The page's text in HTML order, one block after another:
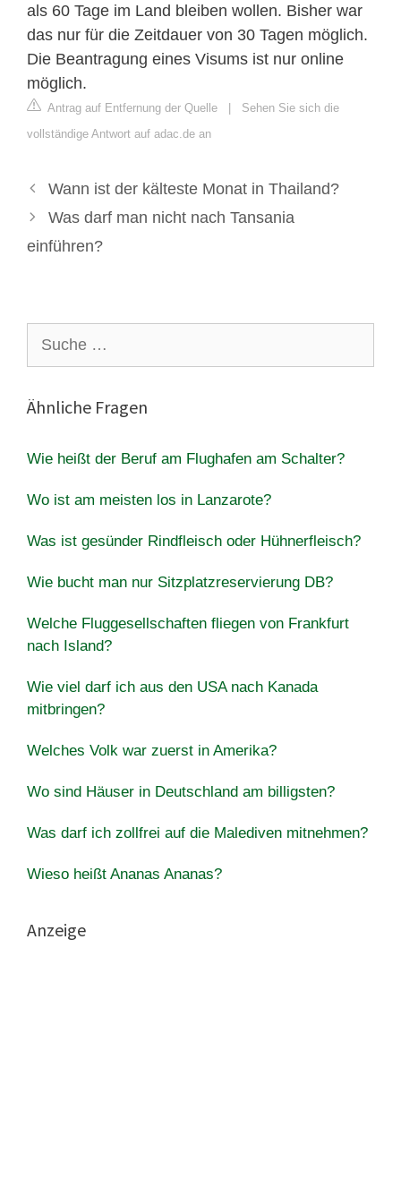
als 60 Tage im Land bleiben wollen. Bisher war
das nur für die Zeitdauer von 30 Tagen möglich.
Die Beantragung eines Visums ist nur online
möglich.
Antrag auf Entfernung der Quelle | Sehen Sie sich die
vollständige Antwort auf adac.de an
Wann ist der kälteste Monat in Thailand?
Was darf man nicht nach Tansania
einführen?
nach:
Ähnliche Fragen
Wie heißt der Beruf am Flughafen am Schalter?
Wo ist am meisten los in Lanzarote?
Was ist gesünder Rindfleisch oder Hühnerfleisch?
Wie bucht man nur Sitzplatzreservierung DB?
Welche Fluggesellschaften fliegen von Frankfurt
nach Island?
Wie viel darf ich aus den USA nach Kanada
mitbringen?
Welches Volk war zuerst in Amerika?
Wo sind Häuser in Deutschland am billigsten?
Was darf ich zollfrei auf die Malediven mitnehmen?
Wieso heißt Ananas Ananas?
Anzeige